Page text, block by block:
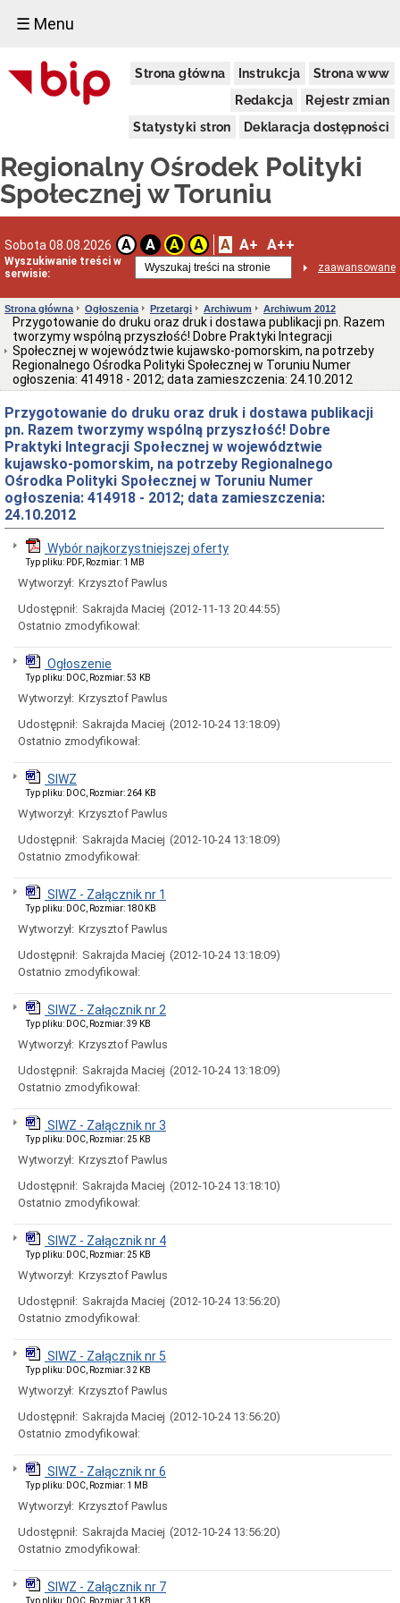
☰ Menu
Strona główna Instrukcja
Strona www
Redakcja
Rejestr zmian
Statystyki stron
Deklaracja dostępności
Regionalny Ośrodek Polityki
Społecznej w Toruniu
Sobota 08.08.2026 A A A A A A+ A++
Wyszukiwanie treści w
serwisie:
zaawansowane
Informacja
o
podmiocie
adresowe
Kierownictwo
Regulamin
organizacyjny
Struktura
Obsługa
osób
Kodeks
etyki
pracownika
ROPS
Ewidencje
i
rejestry
Bank
danych
o
wolnych
miejscach
w
placówkach
opiekuńczo-
wychowawczych
Budżet,
inwestycje
majątek
Budżet
Inwestycje
Majątek
Sprawozdania
finansowe
Dokumentacje
Dokumentacje
kontroli
Załatwianie
Kolejność
załatwiania
spraw
Moja
sprawa
Ogłoszenia
Komunikat
Aktualności
Konkursy/Dotacje
Plany
zamówień
publicznych
Przetargi
Zapytania
Dialogi
techniczne
Rozeznania
Szacowanie
wartości
zamówień
Oferty
inwestycyjne
Oferty
pracy
Opracowanie
Polityki
Społecznej
roku
Przyjęcie
Strategii
Polityki
Społecznej
Województwa
Pomorskiego
do
roku
2030
Sprawozdanie
Strona główna Ogłoszenia Przetargi Archiwum Archiwum 2012
Przygotowanie do druku oraz druk i dostawa publikacji pn. Razem
tworzymy wspólną przyszłość! Dobre Praktyki Integracji
Społecznej w województwie kujawsko-pomorskim, na potrzeby
Regionalnego Ośrodka Polityki Społecznej w Toruniu Numer
ogłoszenia: 414918 - 2012; data zamieszczenia: 24.10.2012
Przygotowanie do druku oraz druk i dostawa publikacji
pn. Razem tworzymy wspólną przyszłość! Dobre
Praktyki Integracji Społecznej w województwie
kujawsko-pomorskim, na potrzeby Regionalnego
Ośrodka Polityki Społecznej w Toruniu Numer
ogłoszenia: 414918 - 2012; data zamieszczenia:
24.10.2012
Wybór najkorzystniejszej oferty
Typ pliku: PDF, Rozmiar: 1 MB
Wytworzył: Krzysztof Pawlus
Udostępnił: Sakrajda Maciej (2012-11-13 20:44:55)
Ostatnio zmodyfikował:
Ogłoszenie
Typ pliku: DOC, Rozmiar: 53 KB
Wytworzył: Krzysztof Pawlus
Udostępnił: Sakrajda Maciej (2012-10-24 13:18:09)
Ostatnio zmodyfikował:
SIWZ
Typ pliku: DOC, Rozmiar: 264 KB
Wytworzył: Krzysztof Pawlus
Udostępnił: Sakrajda Maciej (2012-10-24 13:18:09)
Ostatnio zmodyfikował:
SIWZ - Załącznik nr 1
Typ pliku: DOC, Rozmiar: 180 KB
Wytworzył: Krzysztof Pawlus
Udostępnił: Sakrajda Maciej (2012-10-24 13:18:09)
Ostatnio zmodyfikował:
SIWZ - Załącznik nr 2
Typ pliku: DOC, Rozmiar: 39 KB
Wytworzył: Krzysztof Pawlus
Udostępnił: Sakrajda Maciej (2012-10-24 13:18:09)
Ostatnio zmodyfikował:
SIWZ - Załącznik nr 3
Typ pliku: DOC, Rozmiar: 25 KB
Wytworzył: Krzysztof Pawlus
Udostępnił: Sakrajda Maciej (2012-10-24 13:18:10)
Ostatnio zmodyfikował:
SIWZ - Załącznik nr 4
Typ pliku: DOC, Rozmiar: 25 KB
Wytworzył: Krzysztof Pawlus
Udostępnił: Sakrajda Maciej (2012-10-24 13:56:20)
Ostatnio zmodyfikował:
SIWZ - Załącznik nr 5
Typ pliku: DOC, Rozmiar: 32 KB
Wytworzył: Krzysztof Pawlus
Udostępnił: Sakrajda Maciej (2012-10-24 13:56:20)
Ostatnio zmodyfikował:
SIWZ - Załącznik nr 6
Typ pliku: DOC, Rozmiar: 1 MB
Wytworzył: Krzysztof Pawlus
Udostępnił: Sakrajda Maciej (2012-10-24 13:56:20)
Ostatnio zmodyfikował:
SIWZ - Załącznik nr 7
Typ pliku: DOC, Rozmiar: 31 KB